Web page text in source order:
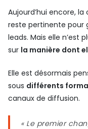
Aujourd’hui encore,
reste pertinente pour
leads. Mais elle n’est
sur la manière dont
Elle est désormais
sous différents
canaux de diffusion.
« Le premier